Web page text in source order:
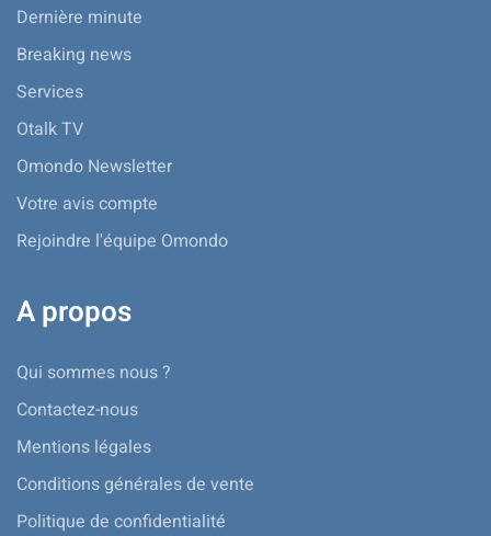
Dernière minute
Breaking news
Services
Otalk TV
Omondo Newsletter
Votre avis compte
Rejoindre l'équipe Omondo
A propos
Qui sommes nous ?
Contactez-nous
Mentions légales
Conditions générales de vente
Politique de confidentialité